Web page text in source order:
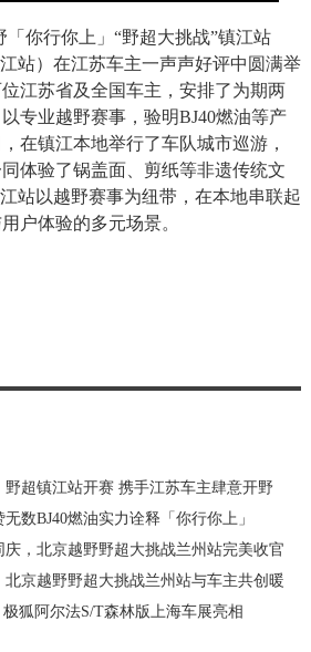
「你行你上」“野超大挑战”镇江站
江站）在江苏车主一声声好评中圆满举
江苏省及全国车主，安排了为期两
专业越野赛事，验明BJ40燃油等产
在镇江本地举行了车队城市巡游，
体验了锅盖面、剪纸等非遗传统文
站以越野赛事为纽带，在本地串联起
户体验的多元场景。
超镇江站开赛 携手江苏车主肆意开野
数BJ40燃油实力诠释「你行你上」
，北京越野野超大挑战兰州站完美收官
京越野野超大挑战兰州站与车主共创暖
狐阿尔法S/T森林版上海车展亮相